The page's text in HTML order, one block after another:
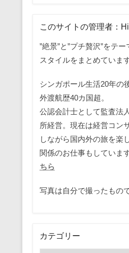
このサイトの管理者：
”絶景”と”プチ贅沢”をテ
スタイルをまとめています
シンガポール生活20年の
外渡航歴40カ国超。
公認会計士として監査法
所経営。現在は経営コン
しながら国内外の旅を楽
関係のお仕事もしています
ちら
写真は自分で撮ったも
カテゴリー